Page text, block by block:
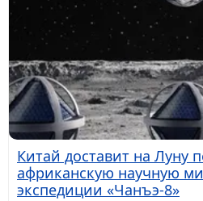
Китай доставит на Луну
африканскую научную
экспедиции «Чанъэ-8»